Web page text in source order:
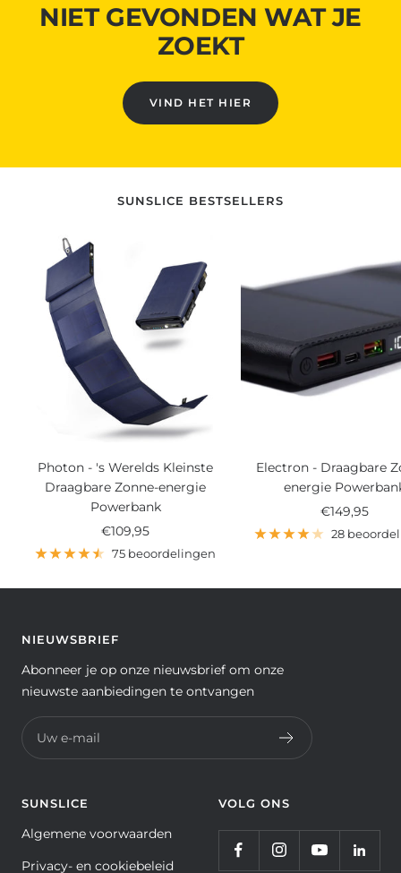
NIET GEVONDEN WAT JE
ZOEKT
VIND HET HIER
SUNSLICE BESTSELLERS
Photon - 's Werelds Kleinste
Draagbare Zonne-energie
Powerbank
Verkoopprijs
€109,95
75 beoordelingen
Electron - Draagbare
energie
Verkoopprijs
€149,95
28
NIEUWSBRIEF
Abonneer je op onze nieuwsbrief om onze
nieuwste aanbiedingen te ontvangen
Uw e-mail
SUNSLICE
Algemene voorwaarden
Privacy- en cookiebeleid
VOLG ONS